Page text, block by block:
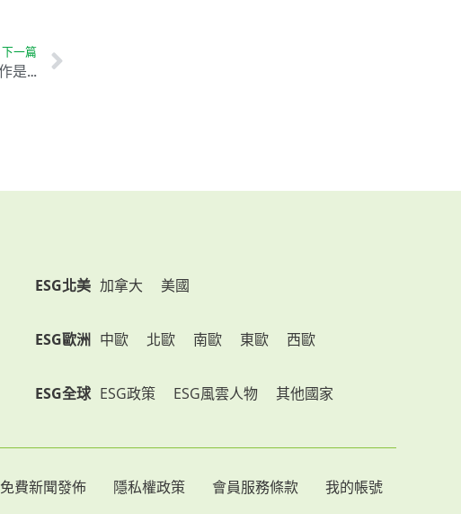
下一篇
應用材料面對淨零碳排挑戰 執行長強調產業合作是關鍵
ESG北美 加拿大 美國
ESG歐洲 中歐 北歐 南歐 東歐 西歐
ESG全球 ESG政策 ESG風雲人物 其他國家
免費新聞發佈 隱私權政策 會員服務條款 我的帳號